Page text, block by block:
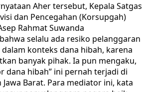
Aher tersebut, Kepala Satgas
dan Pencegahan (Korsupgah)
Rahmat Suwanda
selalu ada resiko pelanggaran
konteks dana hibah, karena
banyak pihak. Ia pun mengaku,
dana hibah” ini pernah terjadi di
Barat. Para mediator ini, kata